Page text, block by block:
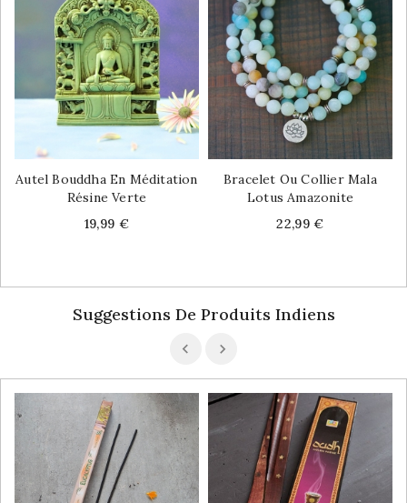
Autel Bouddha En Méditation
Résine Verte
Price
19,99 €
Bracelet Ou Collier Mala
Lotus Amazonite
Price
22,99 €
Suggestions De Produits Indiens